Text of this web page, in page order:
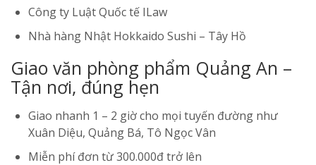
Công ty Luật Quốc tế ILaw
Nhà hàng Nhật Hokkaido Sushi – Tây Hồ
Giao văn phòng phẩm Quảng An –
Tận nơi, đúng hẹn
Giao nhanh 1 – 2 giờ cho mọi tuyến đường như
Xuân Diệu, Quảng Bá, Tô Ngọc Vân
Miễn phí đơn từ 300.000đ trở lên